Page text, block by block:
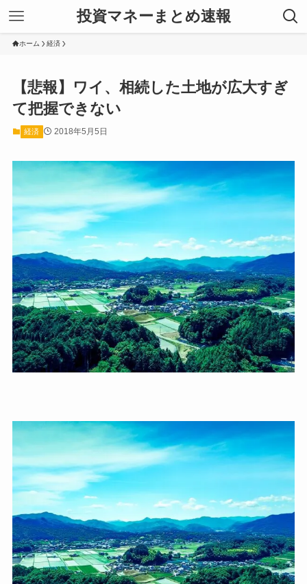
投資マネーまとめ速報
ホーム 経済
【悲報】ワイ、相続した土地が広大すぎ
て把握できない
経済 2018年5月5日